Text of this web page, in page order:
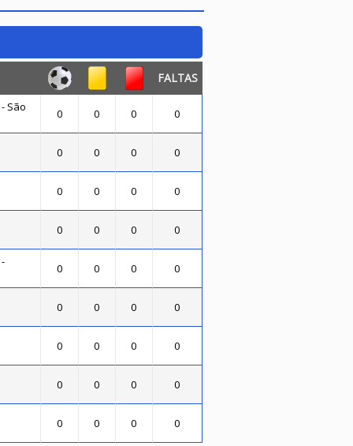
FALTAS
São
0 0 0 0
0 0 0 0
0 0 0 0
0 0 0 0
0 0 0 0
0 0 0 0
0 0 0 0
0 0 0 0
0 0 0 0